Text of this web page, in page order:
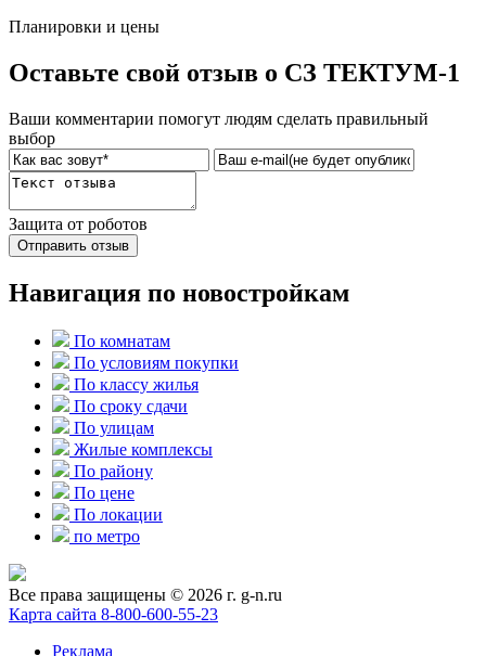
Планировки и цены
Оставьте свой отзыв о СЗ ТЕКТУМ-1
Ваши комментарии помогут людям сделать правильный
выбор
Защита от роботов
Отправить отзыв
Навигация по новостройкам
По комнатам
По условиям покупки
По классу жилья
По сроку сдачи
По улицам
Жилые комплексы
По району
По цене
По локации
по метро
Все права защищены © 2026 г. g-n.ru
Карта сайта 8-800-600-55-23
Реклама